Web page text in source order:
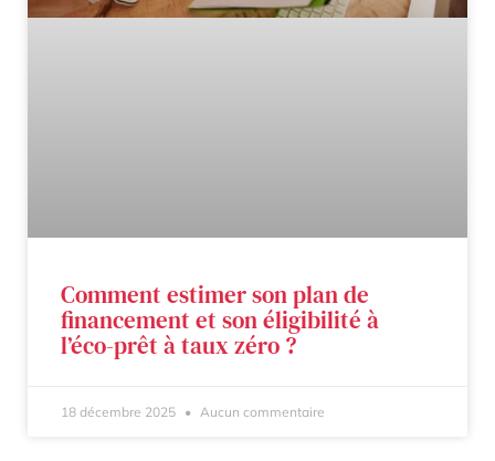
Comment estimer son plan de
financement et son éligibilité à
l’éco-prêt à taux zéro ?
18 décembre 2025 Aucun commentaire